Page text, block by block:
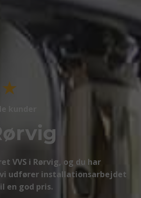
kunder
VVS i Rørvig, og du har
udfører installationsarbejdet
en god pris.